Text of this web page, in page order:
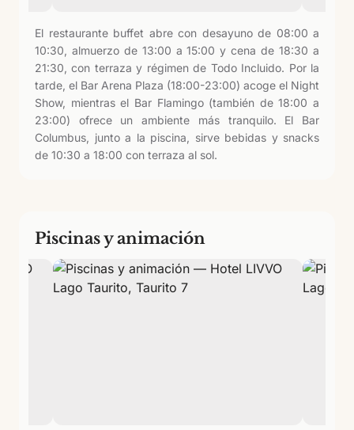
El restaurante buffet abre con desayuno de 08:00 a
10:30, almuerzo de 13:00 a 15:00 y cena de 18:30 a
21:30, con terraza y régimen de Todo Incluido. Por la
tarde, el Bar Arena Plaza (18:00-23:00) acoge el Night
Show, mientras el Bar Flamingo (también de 18:00 a
23:00) ofrece un ambiente más tranquilo. El Bar
Columbus, junto a la piscina, sirve bebidas y snacks
de 10:30 a 18:00 con terraza al sol.
Piscinas y animación